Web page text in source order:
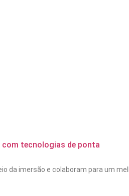
tecnologias de ponta
da imersão e colaboram para um